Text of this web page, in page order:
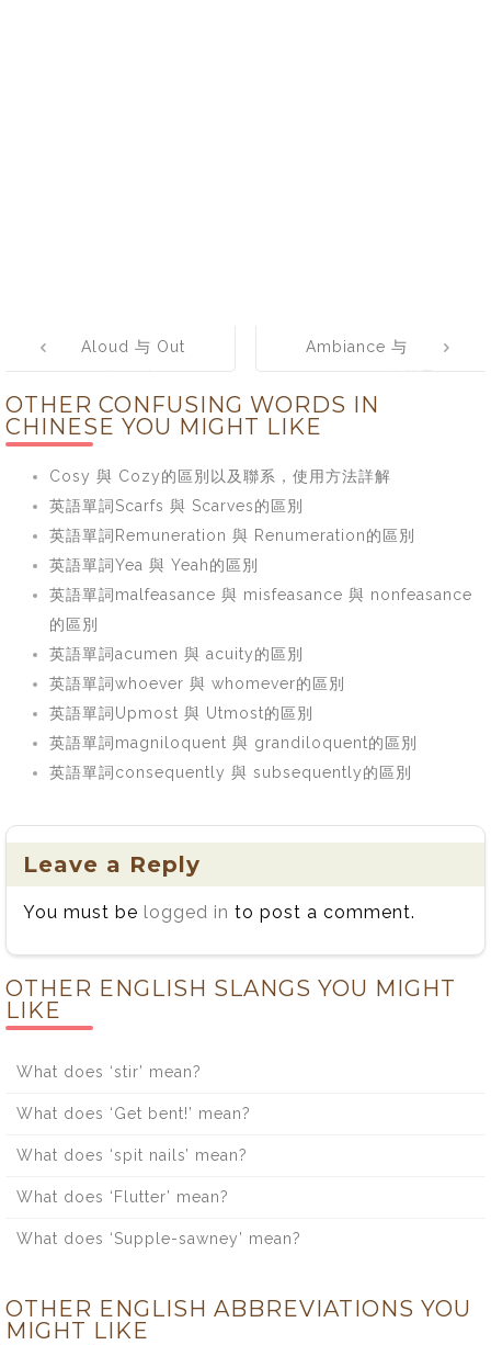
navigation
Aloud 与 Out
法详解
Ambiance 与
以及使用方法
OTHER CONFUSING WORDS IN
CHINESE YOU MIGHT LIKE
Cosy 與 Cozy的區別以及聯系，使用方法詳解
英語單詞Scarfs 與 Scarves的區別
英語單詞Remuneration 與 Renumeration的區別
英語單詞Yea 與 Yeah的區別
英語單詞malfeasance 與 misfeasance 與 nonfeasance
的區別
英語單詞acumen 與 acuity的區別
英語單詞whoever 與 whomever的區別
英語單詞Upmost 與 Utmost的區別
英語單詞magniloquent 與 grandiloquent的區別
英語單詞consequently 與 subsequently的區別
Leave a Reply
You must be logged in to post a comment.
OTHER ENGLISH SLANGS YOU MIGHT
LIKE
What does ‘stir’ mean?
What does ‘Get bent!’ mean?
What does ‘spit nails’ mean?
What does ‘Flutter’ mean?
What does ‘Supple-sawney’ mean?
OTHER ENGLISH ABBREVIATIONS YOU
MIGHT LIKE